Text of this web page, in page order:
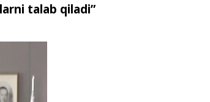
talab qiladi”